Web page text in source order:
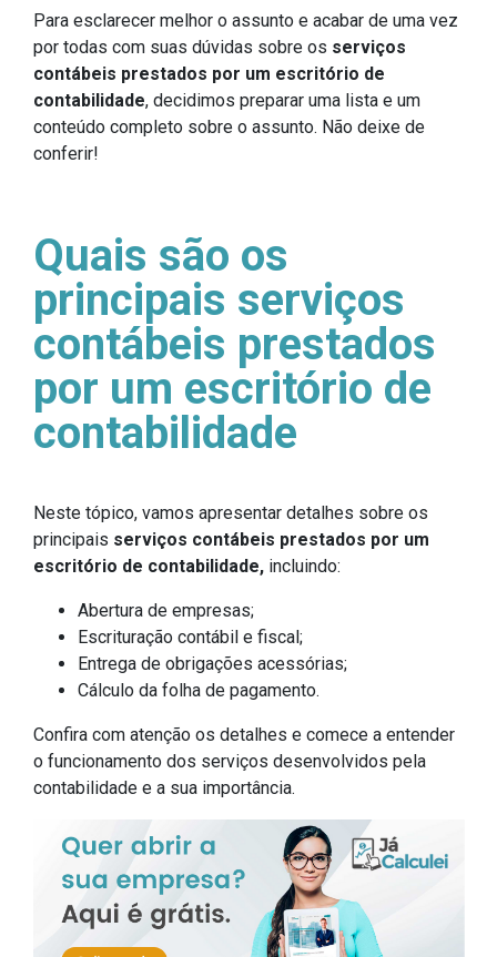
Para esclarecer melhor o assunto e acabar de uma vez
por todas com suas dúvidas sobre os serviços
contábeis prestados por um escritório de
contabilidade, decidimos preparar uma lista e um
conteúdo completo sobre o assunto. Não deixe de
conferir!
Quais são os
principais serviços
contábeis prestados
por um escritório de
contabilidade
Neste tópico, vamos apresentar detalhes sobre os
principais serviços contábeis prestados por um
escritório de contabilidade, incluindo:
Abertura de empresas;
Escrituração contábil e fiscal;
Entrega de obrigações acessórias;
Cálculo da folha de pagamento.
Confira com atenção os detalhes e comece a entender
o funcionamento dos serviços desenvolvidos pela
contabilidade e a sua importância.